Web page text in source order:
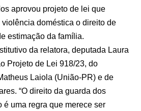
aprovou projeto de lei que
doméstica o direito de
estimação da família.
da relatora, deputada Laura
Projeto de Lei 918/23, do
Laiola (União-PR) e de
. “O direito da guarda dos
é uma regra que merece ser